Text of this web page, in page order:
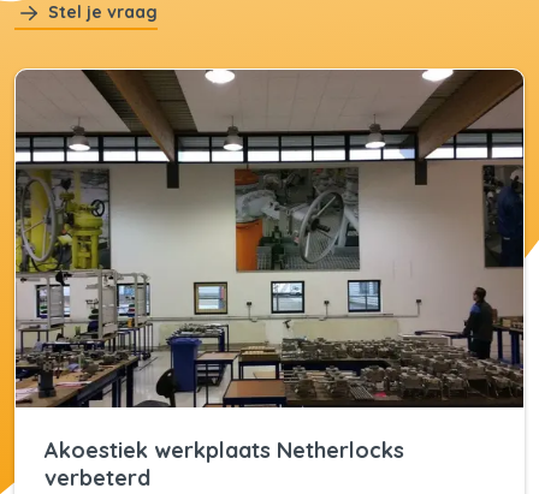
Stel je vraag
Akoestiek werkplaats Netherlocks
verbeterd